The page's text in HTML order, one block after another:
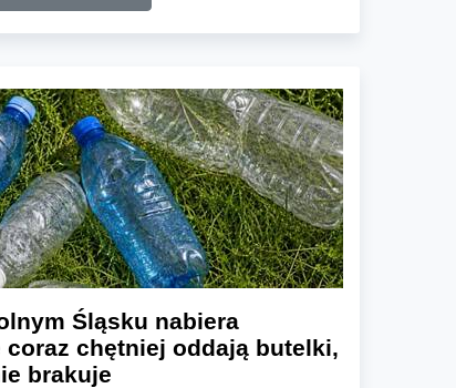
Śląsku nabiera
coraz chętniej oddają butelki,
brakuje